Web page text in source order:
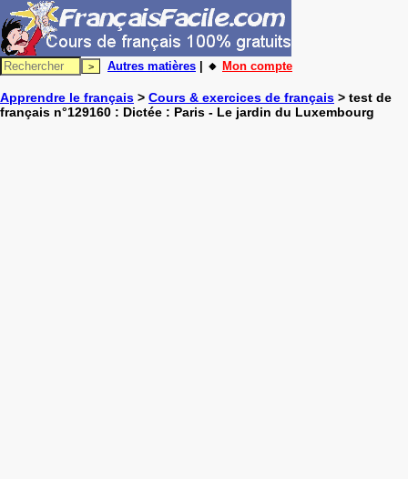
Autres matières | 🔸 Mon compte
Apprendre le français > Cours & exercices de français > test de
français n°129160 : Dictée : Paris - Le jardin du Luxembourg